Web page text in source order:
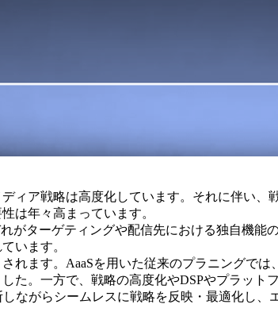
ィア戦略は高度化しています。それに伴い
は年々高まっています。
がターゲティングや配信先における独自機能
います。
れます。AaaSを用いた従来のプラニングで
た。一方で、戦略の高度化やDSPやプラッ
ながらシームレスに戦略を反映・最適化し